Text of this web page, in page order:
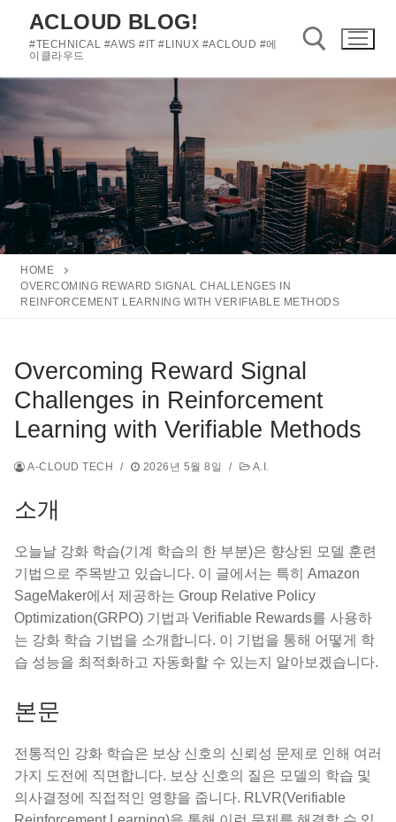
로
로
기
ACLOUD BLOG!
#TECHNICAL #AWS #IT #LINUX #ACLOUD #에
이클라우드
HOME
OVERCOMING REWARD SIGNAL CHALLENGES IN
REINFORCEMENT LEARNING WITH VERIFIABLE METHODS
Overcoming Reward Signal
Challenges in Reinforcement
Learning with Verifiable Methods
A-CLOUD TECH / 2026년 5월 8일 / A.I.
소개
오늘날 강화 학습(기계 학습의 한 부분)은 향상된 모델 훈련
기법으로 주목받고 있습니다. 이 글에서는 특히 Amazon
SageMaker에서 제공하는 Group Relative Policy
Optimization(GRPO) 기법과 Verifiable Rewards를 사용하
는 강화 학습 기법을 소개합니다. 이 기법을 통해 어떻게 학
습 성능을 최적화하고 자동화할 수 있는지 알아보겠습니다.
본문
전통적인 강화 학습은 보상 신호의 신뢰성 문제로 인해 여러
가지 도전에 직면합니다. 보상 신호의 질은 모델의 학습 및
의사결정에 직접적인 영향을 줍니다. RLVR(Verifiable